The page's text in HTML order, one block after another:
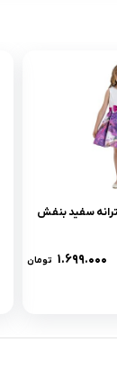
سفید بنفش
۱.۶۹۹.۰۰۰ تومان